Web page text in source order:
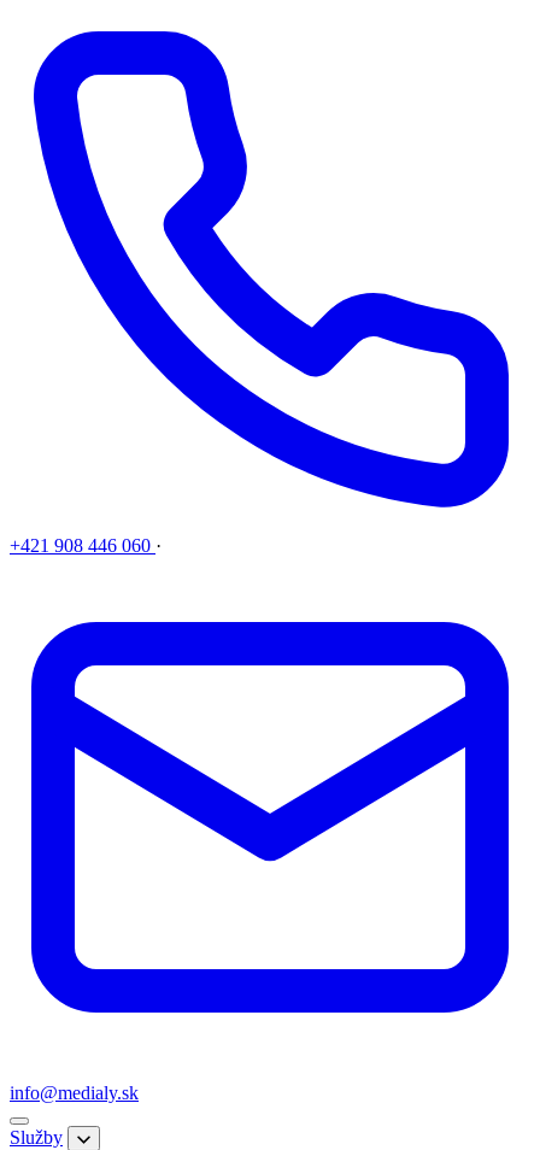
+421 908 446 060 ·
info@medialy.sk
Služby